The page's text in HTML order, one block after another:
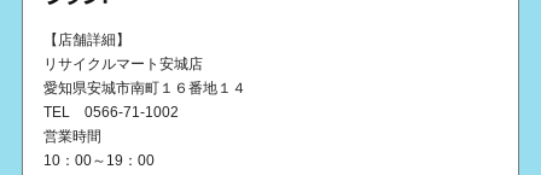
【店舗詳細】
リサイクルマート安城店
愛知県安城市南町１６番地１４
TEL 0566-71-1002
営業時間
10：00～19：00